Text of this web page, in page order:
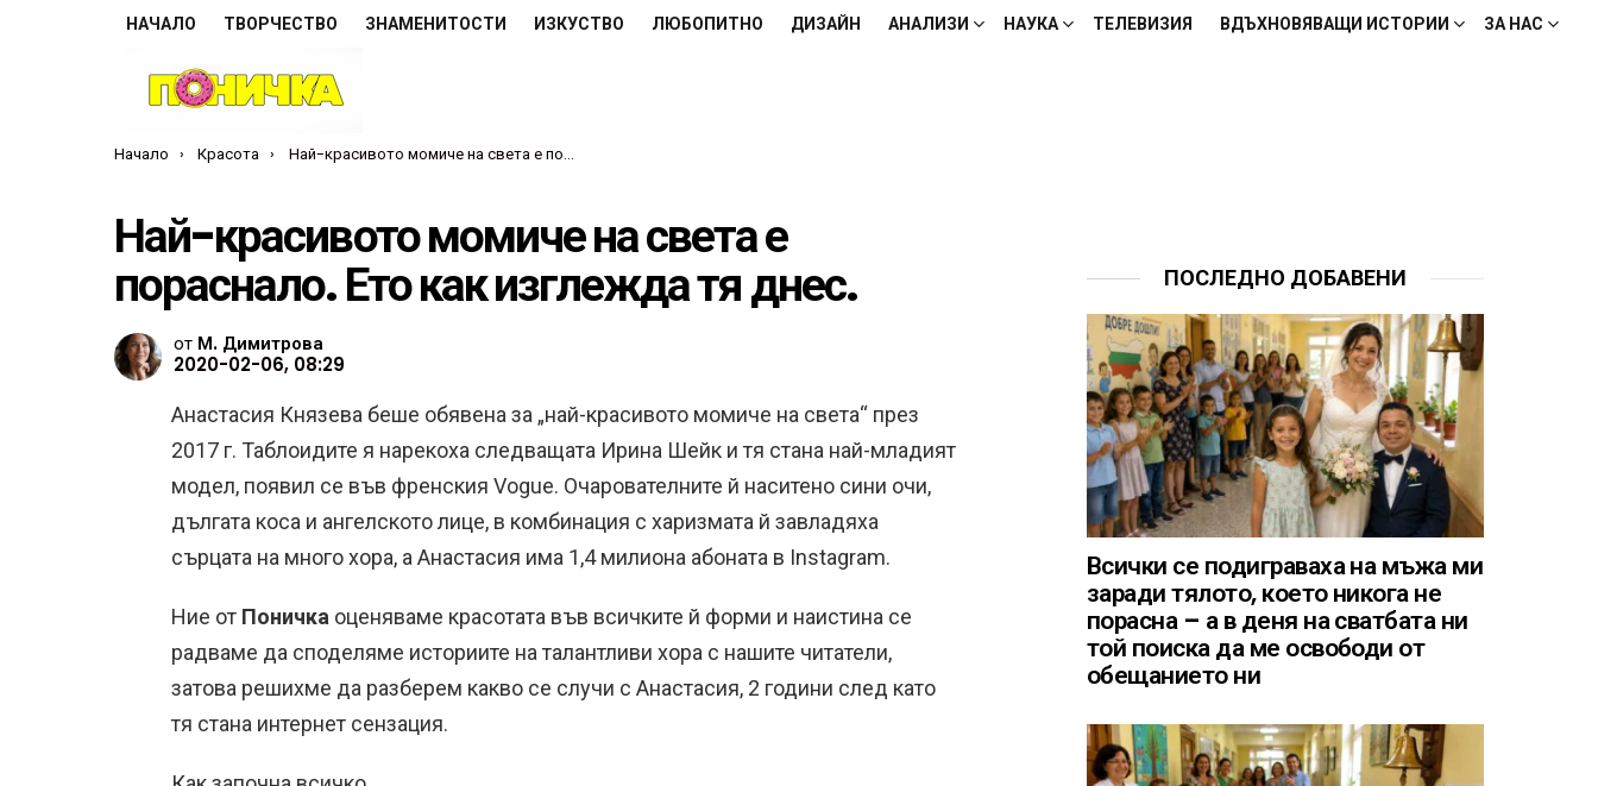
НАЧАЛО ТВОРЧЕСТВО ЗНАМЕНИТОСТИ ИЗКУСТВО ЛЮБОПИТНО ДИЗАЙН АНАЛИЗИ НАУКА ТЕЛЕВИЗИЯ ВДЪХНОВЯВАЩИ ИСТОРИИ ЗА НАС
Ти си тук:
Начало Красота Най-красивото момиче на света е пораснало. Ето как изглежда тя днес.
Най-красивото момиче на света е
пораснало. Ето как изглежда тя днес.
от М. Димитрова
2020-02-06, 08:29
Анастасия Князева беше обявена за „най-красивото момиче на света“ през
2017 г. Таблоидите я нарекоха следващата Ирина Шейк и тя стана най-младият
модел, появил се във френския Vogue. Очарователните й наситено сини очи,
дългата коса и ангелското лице, в комбинация с харизмата й завладяха
сърцата на много хора, а Анастасия има 1,4 милиона абоната в Instagram.
Ние от Поничка оценяваме красотата във всичките й форми и наистина се
радваме да споделяме историите на талантливи хора с нашите читатели,
затова решихме да разберем какво се случи с Анастасия, 2 години след като
тя стана интернет сензация.
ПОСЛЕДНО ДОБАВЕНИ
Всички се подиграваха на мъжа ми
заради тялото, което никога не
порасна – а в деня на сватбата ни
той поиска да ме освободи от
обещанието ни